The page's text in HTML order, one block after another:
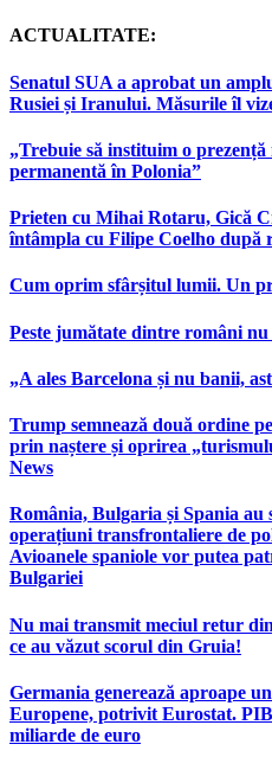
ACTUALITATE:
Senatul SUA a aprobat un
Rusiei și Iranului. Măsurile îl
„Trebuie să instituim o
permanentă în Polonia”
Prieten cu Mihai Rotaru, Gică
întâmpla cu Filipe Coelho după
Cum oprim sfârșitul lumii. Un
Peste jumătate dintre români nu
„A ales Barcelona și nu banii,
Trump semnează două ordine
prin naștere și oprirea
News
România, Bulgaria și Spania au
operațiuni transfrontaliere de
Avioanele spaniole vor putea
Bulgariei
Nu mai transmit meciul retur
ce au văzut scorul din Gruia!
Germania generează aproape
Europene, potrivit Eurostat.
miliarde de euro